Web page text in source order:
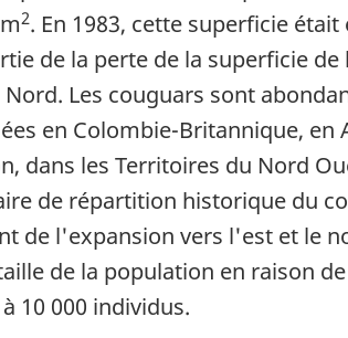
2. En 1983, cette superficie
de la perte de la superficie
Les couguars sont
en Colombie-Britannique, en
dans les Territoires du Nord
de répartition historique du
de l'expansion vers l'est et le
de la population en raison
10 000 individus.